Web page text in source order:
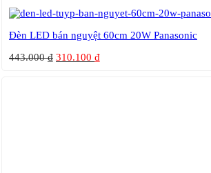
Đèn LED bán nguyệt 60cm 20W Panasonic
443.000₫ 310.100 ₫